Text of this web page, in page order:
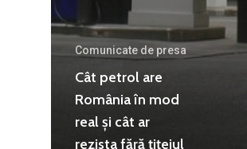
Comunicate de presa
Cât petrol are
România în mod
real și cât ar
rezista fără țițeiul